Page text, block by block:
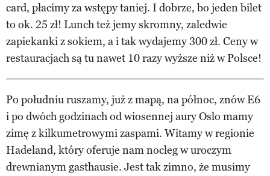
card, płacimy za wstępy taniej. I dobrze, bo jeden bilet
to ok. 25 zł! Lunch też jemy skromny, zaledwie
zapiekanki z sokiem, a i tak wydajemy 300 zł. Ceny w
restauracjach są tu nawet 10 razy wyższe niż w Polsce!
Po południu ruszamy, już z mapą, na północ, znów E6
i po dwóch godzinach od wiosennej aury Oslo mamy
zimę z kilkumetrowymi zaspami. Witamy w regionie
Hadeland, który oferuje nam nocleg w uroczym
drewnianym gasthausie. Jest tak zimno, że musimy